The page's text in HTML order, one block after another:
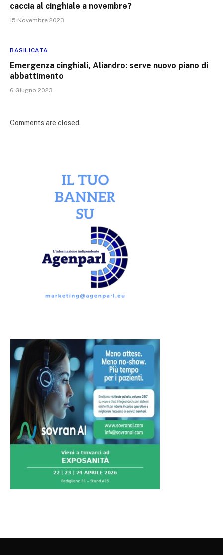
caccia al cinghiale a novembre?
15 Novembre 2023
BASILICATA
Emergenza cinghiali, Aliandro: serve nuovo piano di
abbattimento
6 Giugno 2023
Comments are closed.